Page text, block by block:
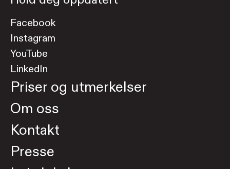
Facebook
Instagram
YouTube
LinkedIn
Priser og utmerkelser
Om oss
Kontakt
Presse